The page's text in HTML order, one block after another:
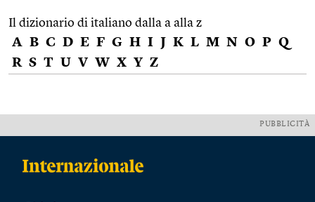
Il dizionario di italiano dalla a alla z
A B C D E F G H I J K L M N O P Q
R S T U V W X Y Z
PUBBLICITÀ